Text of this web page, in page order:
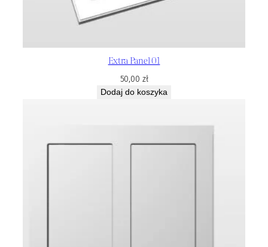
Extra Panel 01
50,00 zł
Dodaj do koszyka